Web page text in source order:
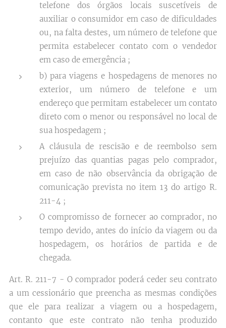
telefone dos órgãos locais suscetíveis de
auxiliar o consumidor em caso de dificuldades
ou, na falta destes, um número de telefone que
permita estabelecer contato com o vendedor
em caso de emergência ;
b) para viagens e hospedagens de menores no
exterior, um número de telefone e um
endereço que permitam estabelecer um contato
direto com o menor ou responsável no local de
sua hospedagem ;
A cláusula de rescisão e de reembolso sem
prejuízo das quantias pagas pelo comprador,
em caso de não observância da obrigação de
comunicação prevista no item 13 do artigo R.
211-4 ;
O compromisso de fornecer ao comprador, no
tempo devido, antes do início da viagem ou da
hospedagem, os horários de partida e de
chegada.
Art. R. 211-7 - O comprador poderá ceder seu contrato
a um cessionário que preencha as mesmas condições
que ele para realizar a viagem ou a hospedagem,
contanto que este contrato não tenha produzido